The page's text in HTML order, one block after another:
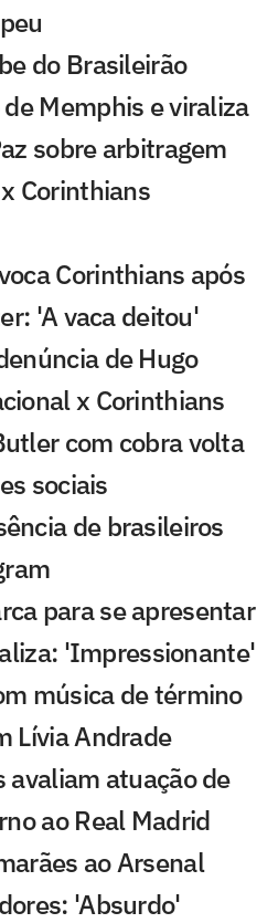
do Brasileirão
Memphis e viraliza
sobre arbitragem
Corinthians
Corinthians após
'A vaca deitou'
de Hugo
x Corinthians
com cobra volta
sociais
de brasileiros
para se apresentar
'Impressionante'
música de término
Lívia Andrade
avaliam atuação de
ao Real Madrid
ao Arsenal
'Absurdo'